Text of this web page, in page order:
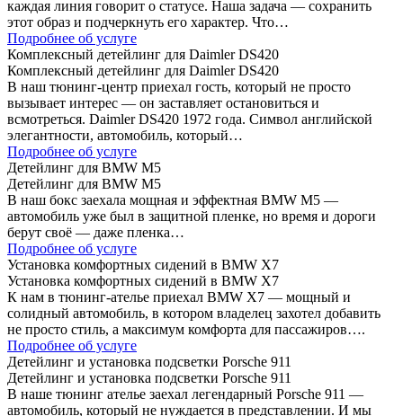
каждая линия говорит о статусе. Наша задача — сохранить
этот образ и подчеркнуть его характер. Что…
Подробнее об услуге
Комплексный детейлинг для Daimler DS420
Комплексный детейлинг для Daimler DS420
В наш тюнинг-центр приехал гость, который не просто
вызывает интерес — он заставляет остановиться и
всмотреться. Daimler DS420 1972 года. Символ английской
элегантности, автомобиль, который…
Подробнее об услуге
Детейлинг для BMW M5
Детейлинг для BMW M5
В наш бокс заехала мощная и эффектная BMW M5 —
автомобиль уже был в защитной пленке, но время и дороги
берут своё — даже пленка…
Подробнее об услуге
Установка комфортных сидений в BMW X7
Установка комфортных сидений в BMW X7
К нам в тюнинг-ателье приехал BMW X7 — мощный и
солидный автомобиль, в котором владелец захотел добавить
не просто стиль, а максимум комфорта для пассажиров….
Подробнее об услуге
Детейлинг и установка подсветки Porsche 911
Детейлинг и установка подсветки Porsche 911
В наше тюнинг ателье заехал легендарный Porsche 911 —
автомобиль, который не нуждается в представлении. И мы